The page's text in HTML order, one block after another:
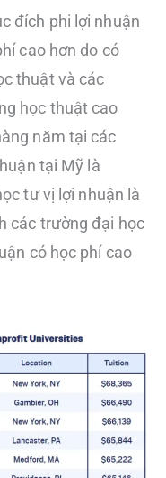
đích phi lợi nhuận
cao hơn do có
thuật và các
học thuật cao
năm tại các
tại Mỹ là
tư vị lợi nhuận là
các trường đại học
có học phí cao